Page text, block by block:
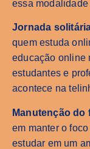
essa
Jornada
quem estuda
educação online
estudantes e
acontece na
Manutenção do
em manter o
estudar em um